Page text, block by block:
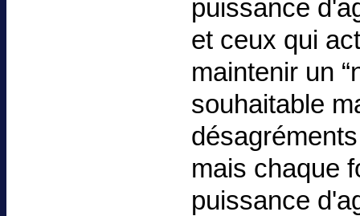
puissance
et ceux qui
maintenir un
souhaitable
mais chaque
puissance